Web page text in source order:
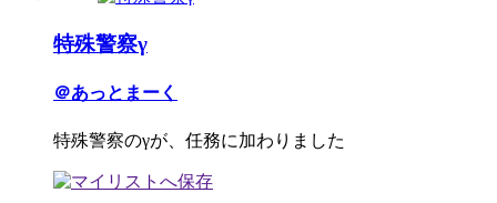
特殊警察γ
＠あっとまーく
特殊警察のγが、任務に加わりました